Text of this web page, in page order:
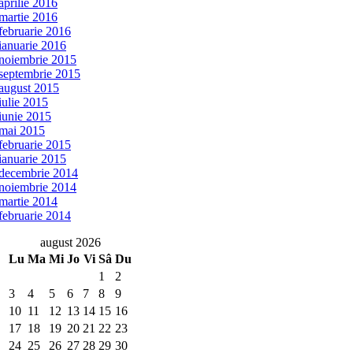
2016
2016
2016
2015
2015
2015
2015
2015
2015
2015
2015
2014
2014
2014
2014
august 2026
Lu Ma Mi Jo Vi Sâ Du
1
2
3
4 5 6 7 8
9
10 11 12 13 14 15 16
17 18 19 20 21 22 23
24 25 26 27 28 29 30